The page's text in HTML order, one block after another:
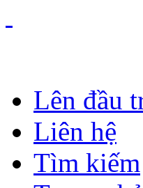
Lên đầu
Liên hệ
Tìm kiếm